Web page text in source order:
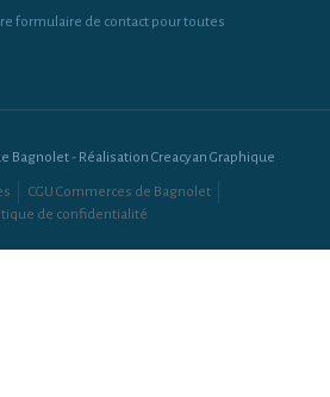
formulaire de contact pour toutes
Bagnolet - Réalisation Creacyan Graphique
CGU Commerces de Bagnolet
de confidentialité